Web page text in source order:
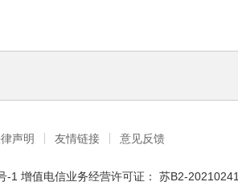
声明 友情链接 意见反馈
-1 增值电信业务经营许可证： 苏B2-20210241